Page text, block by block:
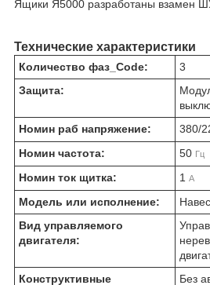
Ящики Я5000 разработаны взамен
Технические характеристики
Количество фаз_Code:
3
Защита:
Номин раб напряжение:
380/
Номин частота: 50 Гц
Номин ток щитка: 1 А
Модель или исполнение:
Вид управляемого
двигателя:
Конструктивные
Без